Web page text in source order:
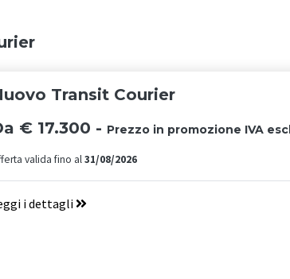
Transit Courier
€ 17.300 - Prezzo in promozione IVA
valida fino al31/08/2026
i dettagli